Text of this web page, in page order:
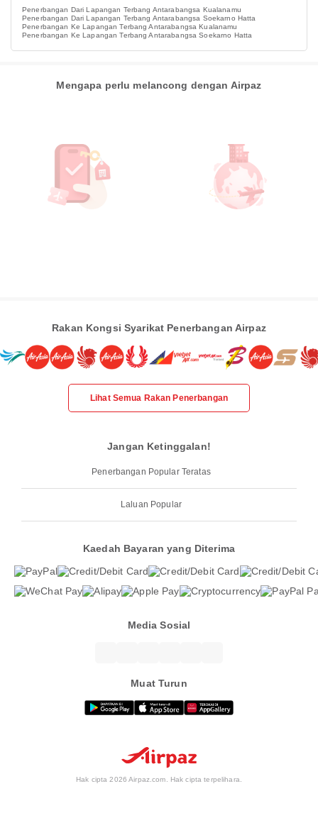
Penerbangan Dari Lapangan Terbang Antarabangsa Kualanamu
Penerbangan Dari Lapangan Terbang Antarabangsa Soekarno Hatta
Penerbangan Ke Lapangan Terbang Antarabangsa Kualanamu
Penerbangan Ke Lapangan Terbang Antarabangsa Soekarno Hatta
Mengapa perlu melancong dengan Airpaz
Rakan Kongsi Syarikat Penerbangan Airpaz
Lihat Semua Rakan Penerbangan
Jangan Ketinggalan!
Penerbangan Popular Teratas
Laluan Popular
Kaedah Bayaran yang Diterima
Media Sosial
Muat Turun
Hak cipta 2026 Airpaz.com. Hak cipta terpelihara.